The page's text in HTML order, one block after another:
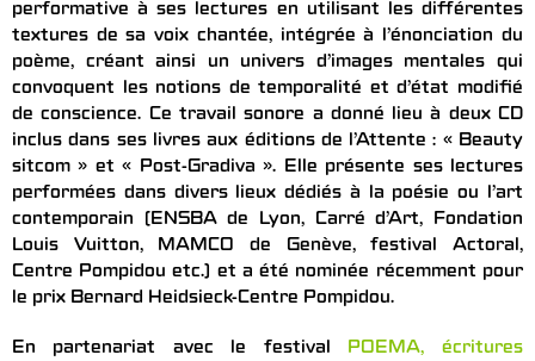
performative à ses lectures en utilisant les différentes
textures de sa voix chantée, intégrée à l’énonciation du
poème, créant ainsi un univers d’images mentales qui
convoquent les notions de temporalité et d’état modifié
de conscience. Ce travail sonore a donné lieu à deux CD
inclus dans ses livres aux éditions de l’Attente : « Beauty
sitcom » et « Post-Gradiva ». Elle présente ses lectures
performées dans divers lieux dédiés à la poésie ou l’art
contemporain (ENSBA de Lyon, Carré d’Art, Fondation
Louis Vuitton, MAMCO de Genève, festival Actoral,
Centre Pompidou etc.) et a été nominée récemment pour
le prix Bernard Heidsieck-Centre Pompidou.
En partenariat avec le festival POEMA, écritures